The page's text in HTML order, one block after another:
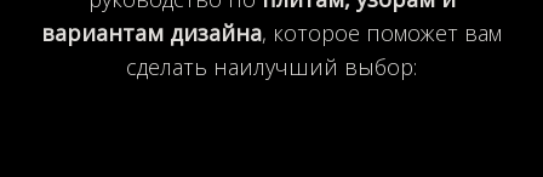
вариантам дизайна, которое поможет вам
сделать наилучший выбор: